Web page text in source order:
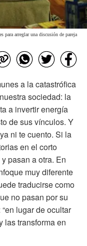
para arreglar una discusión de pareja
a la catastrófica
sociedad: la
a invertir energía
de sus vínculos. Y
ni te cuento. Si la
en el corto
pasan a otra. En
muy diferente
traducirse como
no pasan por su
lugar de ocultar
las transforma en